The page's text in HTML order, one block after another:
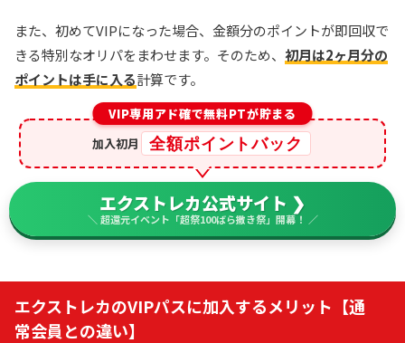
また、初めてVIPになった場合、金額分のポイントが即回収で
きる特別なオリパをまわせます。そのため、 初月は2ヶ月分の
ポイントは手に入る計算です。
VIP専用アド確で無料PTが貯まる
加入初月
全額ポイントバック
エクストレカ公式サイト ❯
＼ 超還元イベント「超祭100ばら撒き祭」開幕！ ／
エクストレカのVIPパスに加入するメリット【通
常会員との違い】